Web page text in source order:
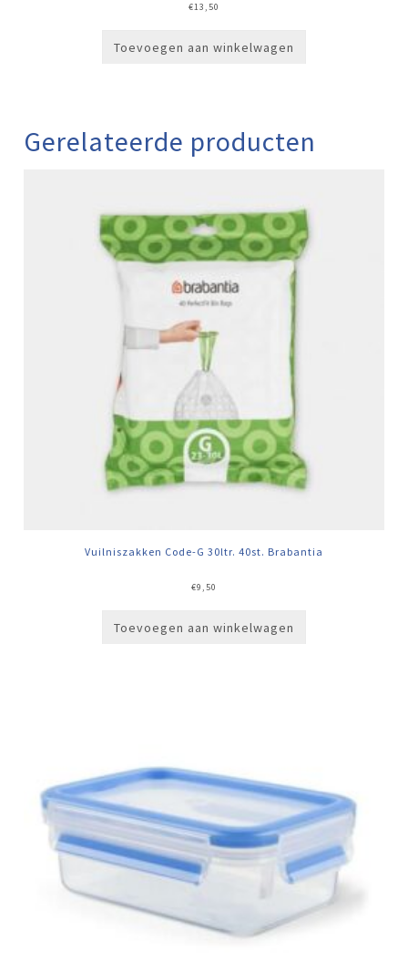
€13,50
Toevoegen aan winkelwagen
Gerelateerde producten
Vuilniszakken Code-G 30ltr. 40st. Brabantia
€9,50
Toevoegen aan winkelwagen